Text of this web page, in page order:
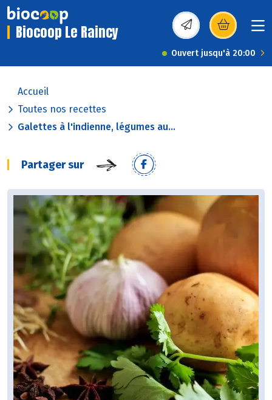
Biocoop Le Raincy (s’ouvre dans une
Ouvert jusqu'à 20:00
Accueil
Toutes nos recettes
Galettes à l'indienne, légumes au...
Partager sur